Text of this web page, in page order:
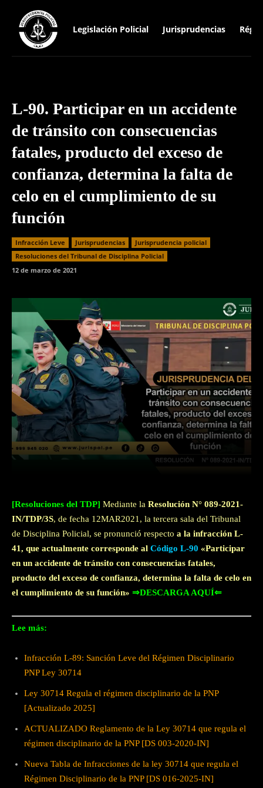
Legislación Policial Jurisprudencias
L-90. Participar en un accidente
de tránsito con consecuencias
fatales, producto del exceso de
confianza, determina la falta de
celo en el cumplimiento de su
función
Infracción Leve Jurisprudencias
Jurisprudencia policial
Resoluciones del Tribunal de Disciplina Policial
12 de marzo de 2021
WhatsApp
[Resoluciones del TDP] Mediante la Resolución N° 089-2021-
IN/TDP/3S, de fecha 12MAR2021, la tercera sala del Tribunal
de Disciplina Policial, se pronunció respecto a la infracción L-
41, que actualmente corresponde al Código L-90 «Participar
en un accidente de tránsito con consecuencias fatales,
producto del exceso de confianza, determina la falta de celo en
el cumplimiento de su función» ⇒DESCARGA AQUÍ⇐
Lee más:
Infracción L-89: Sanción Leve del Régimen Disciplinario
PNP Ley 30714
Ley 30714 Regula el régimen disciplinario de la PNP
[Actualizado 2025]
ACTUALIZADO Reglamento de la Ley 30714 que regula el
régimen disciplinario de la PNP [DS 003-2020-IN]
Nueva Tabla de Infracciones de la ley 30714 que regula el
Régimen Disciplinario de la PNP [DS 016-2025-IN]